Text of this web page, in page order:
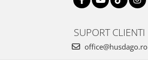
SUPORT CLIENTI
office@husdago.ro